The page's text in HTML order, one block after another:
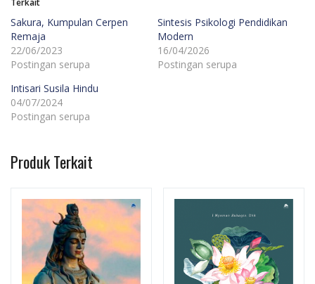
Sakura, Kumpulan Cerpen
Remaja
22/06/2023
Postingan serupa
Sintesis Psikologi Pendidikan
Modern
16/04/2026
Postingan serupa
Intisari Susila Hindu
04/07/2024
Postingan serupa
Produk Terkait